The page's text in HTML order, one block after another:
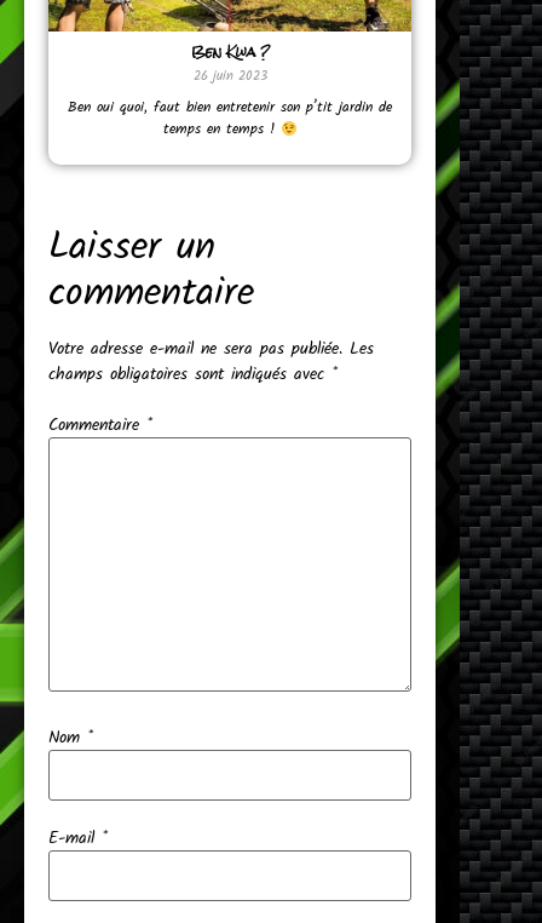
Ben Kwa ?
26 juin 2023
Ben oui quoi, faut bien entretenir son p’tit jardin de
temps en temps !
Laisser un
commentaire
Votre adresse e-mail ne sera pas publiée. Les
champs obligatoires sont indiqués avec *
Commentaire *
Nom *
E-mail *